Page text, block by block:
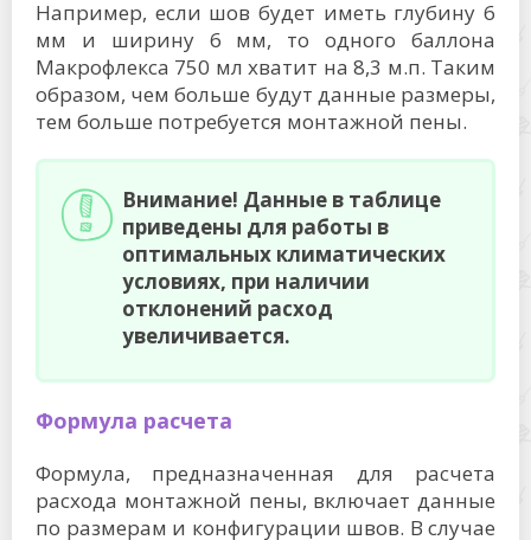
Например, если шов будет иметь глубину 6
мм и ширину 6 мм, то одного баллона
Макрофлекса 750 мл хватит на 8,3 м.п. Таким
образом, чем больше будут данные размеры,
тем больше потребуется монтажной пены.
Внимание! Данные в таблице
приведены для работы в
оптимальных климатических
условиях, при наличии
отклонений расход
увеличивается.
Формула расчета
Формула, предназначенная для расчета
расхода монтажной пены, включает данные
по размерам и конфигурации швов. В случае